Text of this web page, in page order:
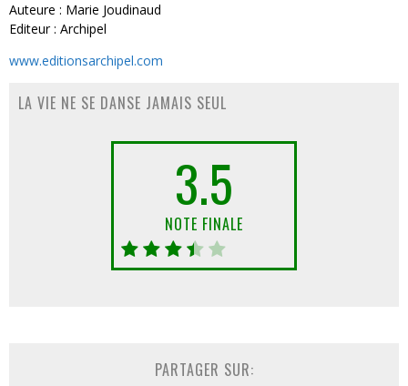
Auteure : Marie Joudinaud
Editeur : Archipel
www.editionsarchipel.com
LA VIE NE SE DANSE JAMAIS SEUL
3.5
NOTE FINALE
PARTAGER SUR: